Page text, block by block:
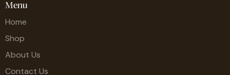
Menu
Home
Shop
About Us
Contact Us